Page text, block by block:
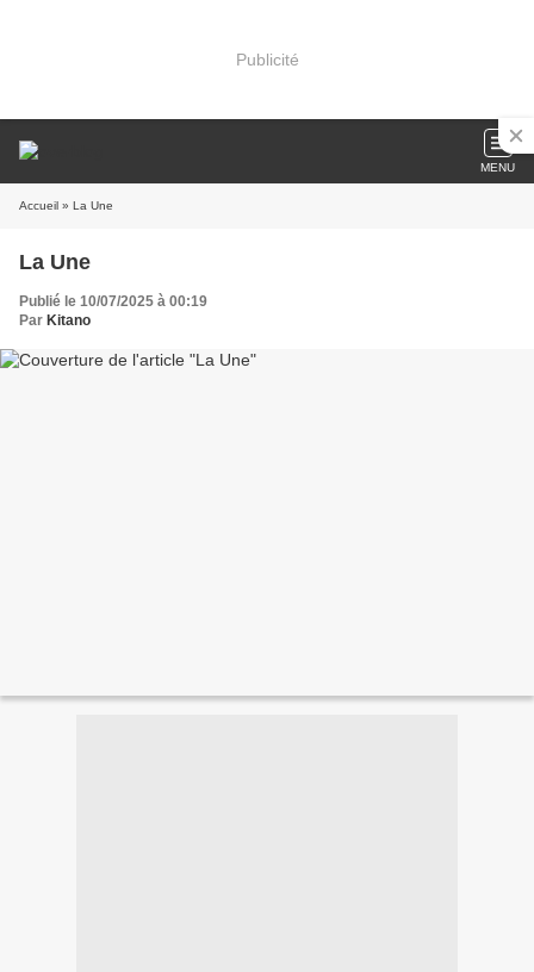
Publicité
MENU
Accueil » La Une
La Une
Publié le 10/07/2025 à 00:19
Par Kitano